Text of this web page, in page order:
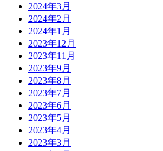
2024年3月
2024年2月
2024年1月
2023年12月
2023年11月
2023年9月
2023年8月
2023年7月
2023年6月
2023年5月
2023年4月
2023年3月